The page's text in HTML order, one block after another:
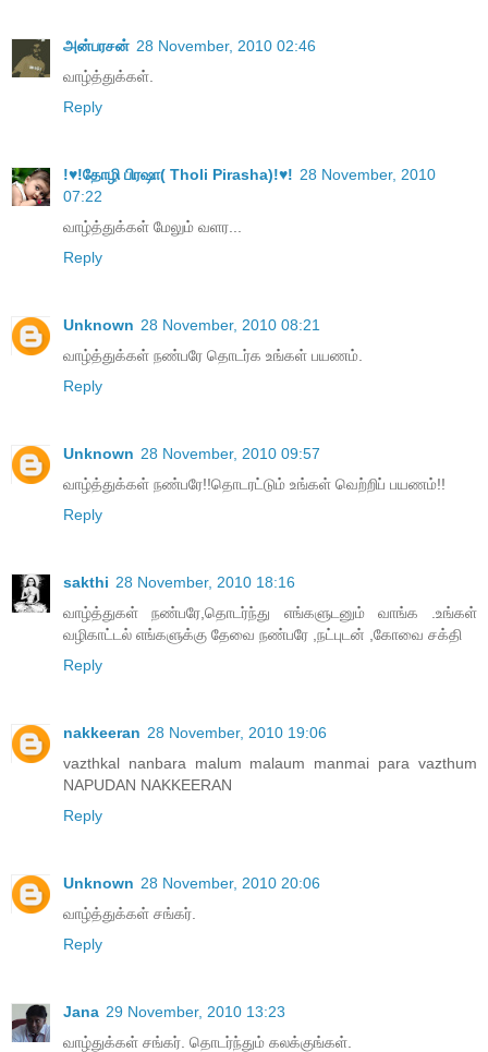
அன்பரசன் 28 November, 2010 02:46
வாழ்த்துக்கள்.
Reply
!♥!தோழி பிரஷா( Tholi Pirasha)!♥! 28 November, 2010
07:22
வாழ்த்துக்கள் மேலும் வளர...
Reply
Unknown 28 November, 2010 08:21
வாழ்த்துக்கள் நண்பரே தொடர்க உங்கள் பயணம்.
Reply
Unknown 28 November, 2010 09:57
வாழ்த்துக்கள் நண்பரே!!தொடரட்டும் உங்கள் வெற்றிப் பயணம்!!
Reply
sakthi 28 November, 2010 18:16
வாழ்த்துகள் நண்பரே,தொடர்ந்து எங்களுடனும் வாங்க .உங்கள்
வழிகாட்டல் எங்களுக்கு தேவை நண்பரே ,நட்புடன் ,கோவை சக்தி
Reply
nakkeeran 28 November, 2010 19:06
vazthkal nanbara malum malaum manmai para vazthum
NAPUDAN NAKKEERAN
Reply
Unknown 28 November, 2010 20:06
வாழ்த்துக்கள் சங்கர்.
Reply
Jana 29 November, 2010 13:23
வாழ்துக்கள் சங்கர். தொடர்ந்தும் கலக்குங்கள்.